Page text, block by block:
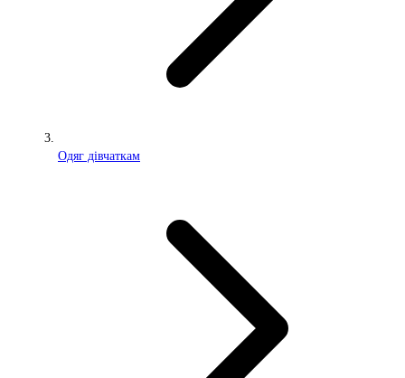
Одяг дівчаткам